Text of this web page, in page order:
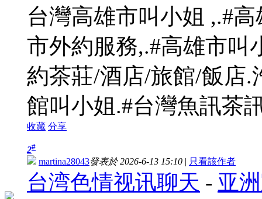
台灣高雄市叫小姐 ,.#
市外約服務,.#高雄市叫
約茶莊/酒店/旅館/飯店.
館叫小姐.#台灣魚訊茶
收藏 分享
2#
martina28043發表於 2026-6-13 15:10 | 只看該作者
台湾色情视讯聊天 - 亚